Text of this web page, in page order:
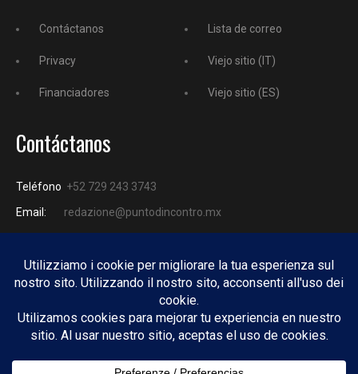
Contáctanos
Privacy
Financiadores
Lista de correo
Viejo sitio (IT)
Viejo sitio (ES)
Contáctanos
Teléfono +52 729 243 3743
Email:
redazione@puntodincontro.mx
PUNTODINCONTRO